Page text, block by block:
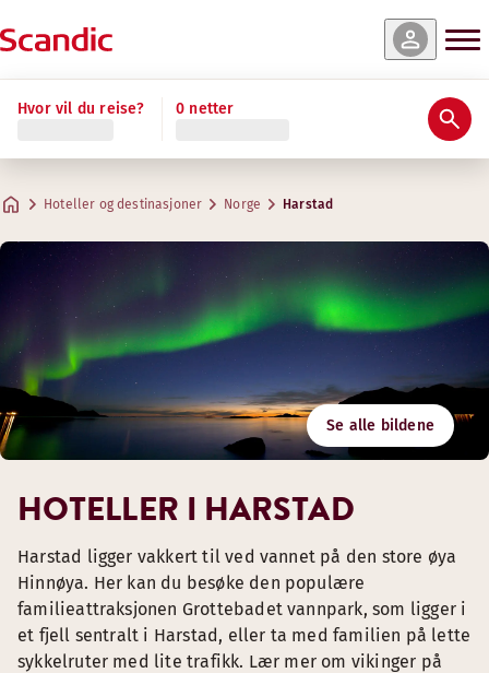
Hvor vil du reise? 0 netter
Hoteller og destinasjoner Norge Harstad
Se alle bildene
HOTELLER I HARSTAD
Harstad ligger vakkert til ved vannet på den store øya
Hinnøya. Her kan du besøke den populære
familieattraksjonen Grottebadet vannpark, som ligger i
et fjell sentralt i Harstad, eller ta med familien på lette
sykkelruter med lite trafikk. Lær mer om vikinger på